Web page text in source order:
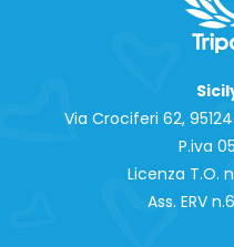
Via Crociferi 62,
P.iva
Licenza T.O.
Ass. ERV